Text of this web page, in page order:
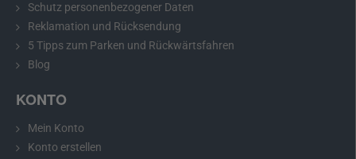
Schutz personenbezogener Daten
Reklamation und Rücksendung
5 Tipps zum Parken und Rückwärtsfahren
Blog
KONTO
Mein Konto
Konto erstellen